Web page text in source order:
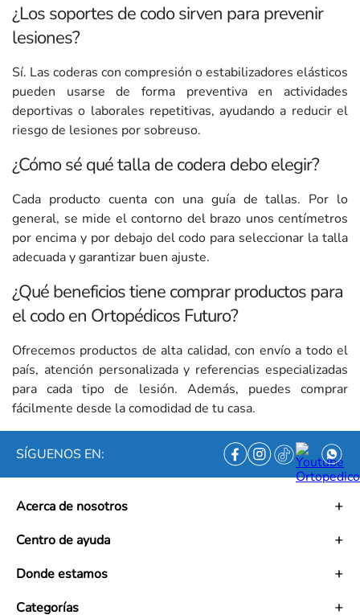
¿Los soportes de codo sirven para prevenir
lesiones?
Sí. Las coderas con compresión o estabilizadores elásticos
pueden usarse de forma preventiva en actividades
deportivas o laborales repetitivas, ayudando a reducir el
riesgo de lesiones por sobreuso.
¿Cómo sé qué talla de codera debo elegir?
Cada producto cuenta con una guía de tallas. Por lo
general, se mide el contorno del brazo unos centímetros
por encima y por debajo del codo para seleccionar la talla
adecuada y garantizar buen ajuste.
¿Qué beneficios tiene comprar productos para
el codo en Ortopédicos Futuro?
Ofrecemos productos de alta calidad, con envío a todo el
país, atención personalizada y referencias especializadas
para cada tipo de lesión. Además, puedes comprar
fácilmente desde la comodidad de tu casa.
SÍGUENOS EN:
Acerca de nosotros
Misión
Trabaja con nosotros
Ética empresarial
Centro de ayuda
Políticas de tratamiento de datos personales
Donde estamos
Mapa de tiendas
Categorías